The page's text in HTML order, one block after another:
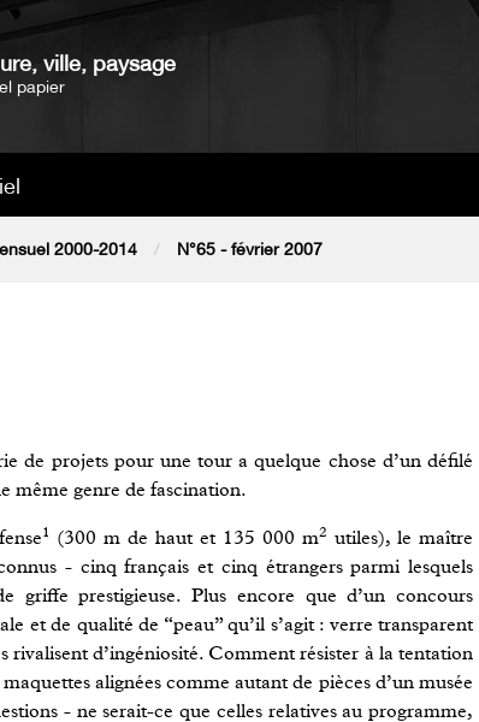
ville, paysage
papier
2000-2014 N°65 - février 2007
de projets pour une tour a quelque chose d’un défilé
même genre de fascination.
1 (300 m de haut et 135 000 m2 utiles), le maître
- cinq français et cinq étrangers parmi lesquels
griffe prestigieuse. Plus encore que d’un concours
et de qualité de “peau” qu’il s’agit : verre transparent
rivalisent d’ingéniosité. Comment résister à la tentation
alignées comme autant de pièces d’un musée
- ne serait-ce que celles relatives au programme,